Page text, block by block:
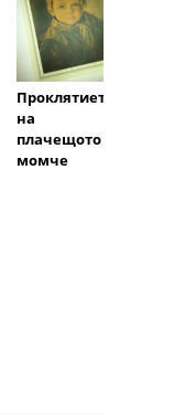
Проклятието
на
плачещото
момче